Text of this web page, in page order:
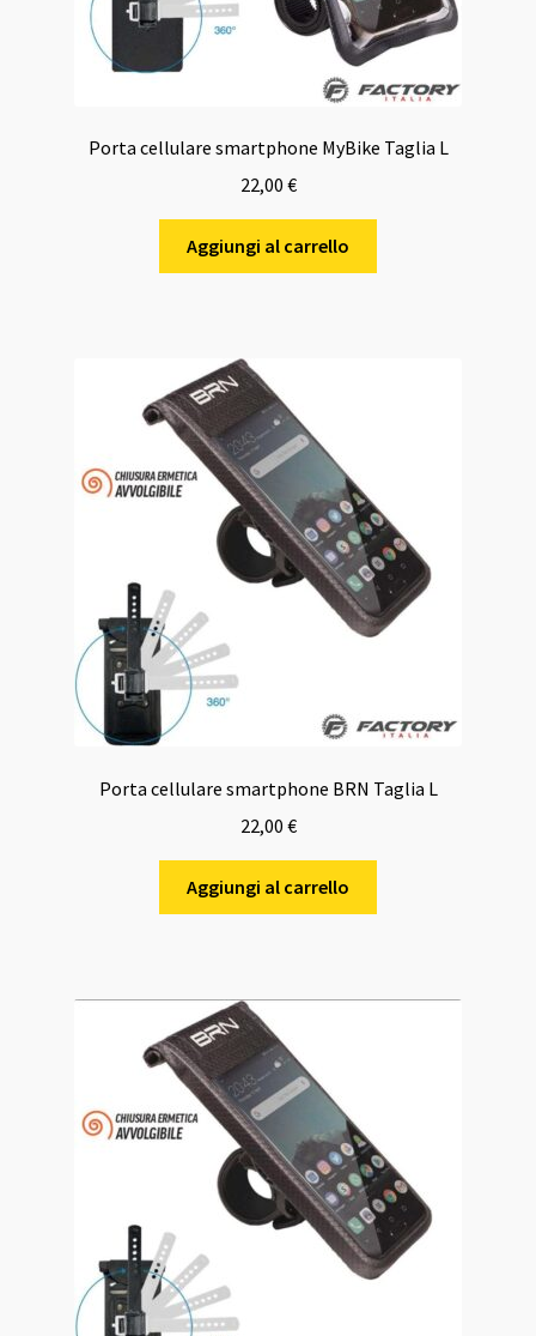
Porta cellulare smartphone MyBike Taglia L
22,00 €
Aggiungi al carrello
Porta cellulare smartphone BRN Taglia L
22,00 €
Aggiungi al carrello